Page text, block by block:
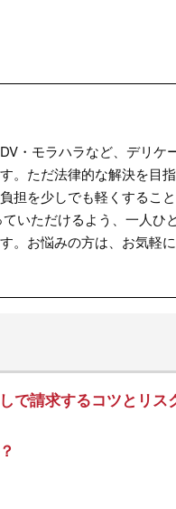
・モラハラなど、デリケ
。ただ法律的な解決を目
担を少しでも軽くするこ
いただけるよう、一人ひ
。お悩みの方は、お気軽に
で請求するコツとリス